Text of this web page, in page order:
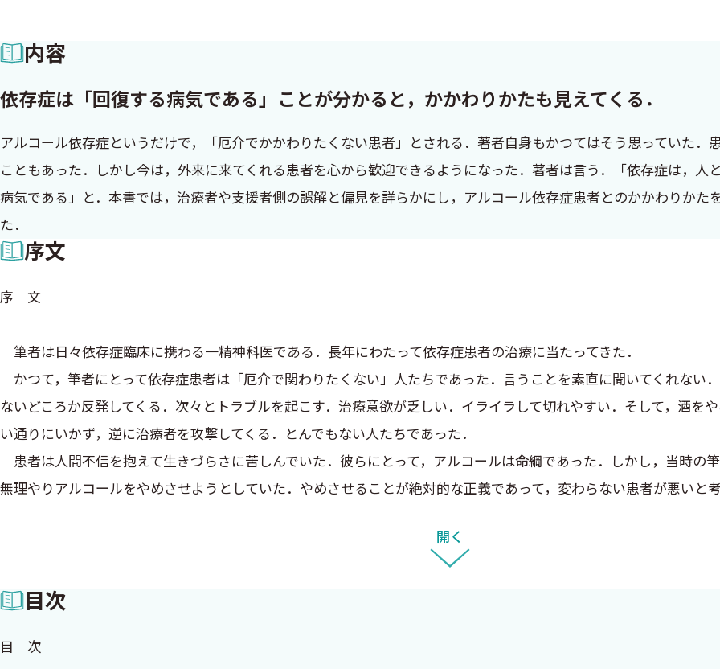
内容
依存症は「回復する病気である」ことが分かると，かかわりかたも見えてくる．
アルコール依存症というだけで，「厄介でかかわりたくない患者」とされる．著者自身もかつてはそう思っていた．
こともあった．しかし今は，外来に来てくれる患者を心から歓迎できるようになった．著者は言う．「依存症は，人
病気である」と．本書では，治療者や支援者側の誤解と偏見を詳らかにし，アルコール依存症患者とのかかわりかた
た．
序文
序 文
筆者は日々依存症臨床に携わる一精神科医である．長年にわたって依存症患者の治療に当たってきた．
かつて，筆者にとって依存症患者は「厄介で関わりたくない」人たちであった．言うことを素直に聞いてくれない
ないどころか反発してくる．次々とトラブルを起こす．治療意欲が乏しい．イライラして切れやすい．そして，酒を
い通りにいかず，逆に治療者を攻撃してくる．とんでもない人たちであった．
患者は人間不信を抱えて生きづらさに苦しんでいた．彼らにとって，アルコールは命綱であった．しかし，当時の
無理やりアルコールをやめさせようとしていた．やめさせることが絶対的な正義であって，変わらない患者が悪いと
そこに絶対的に欠けていたものがある．それは，患者を尊重する姿勢であり，患者に対する共感であり，患者との
想像することなく，共感することなく，一方的に「正しいこと」を強要していた．そして，飲酒は「失敗」として患者
その後，紆余曲折があって，筆者の治療スタンスは大きく変わった．酒を飲むかやめるかは患者が決めることであり
知った．
開く
目次
目 次